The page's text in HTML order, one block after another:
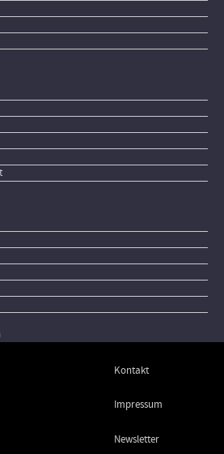
Kontakt
Impressum
Newsletter